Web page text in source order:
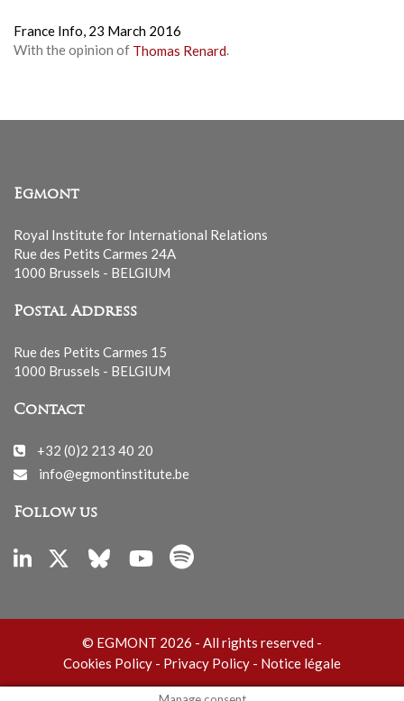
France Info, 23 March 2016
With the opinion of Thomas Renard.
Egmont
Royal Institute for International Relations
Rue des Petits Carmes 24A
1000 Brussels - BELGIUM
Postal Address
Rue des Petits Carmes 15
1000 Brussels - BELGIUM
Contact
+32 (0)2 213 40 20
info@egmontinstitute.be
Follow us
© EGMONT 2026 - All rights reserved -
Cookies Policy - Privacy Policy - Notice légale